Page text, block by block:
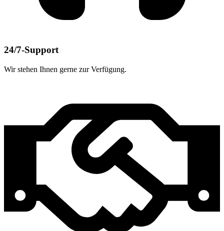
24/7-Support
Wir stehen Ihnen gerne zur Verfügung.